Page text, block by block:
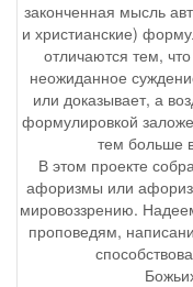
законченная мысль
и христианские)
отличаются тем,
неожиданное
или доказывает, а
формулировкой
тем больше
В этом проекте
афоризмы или
мировоззрению.
проповедям,